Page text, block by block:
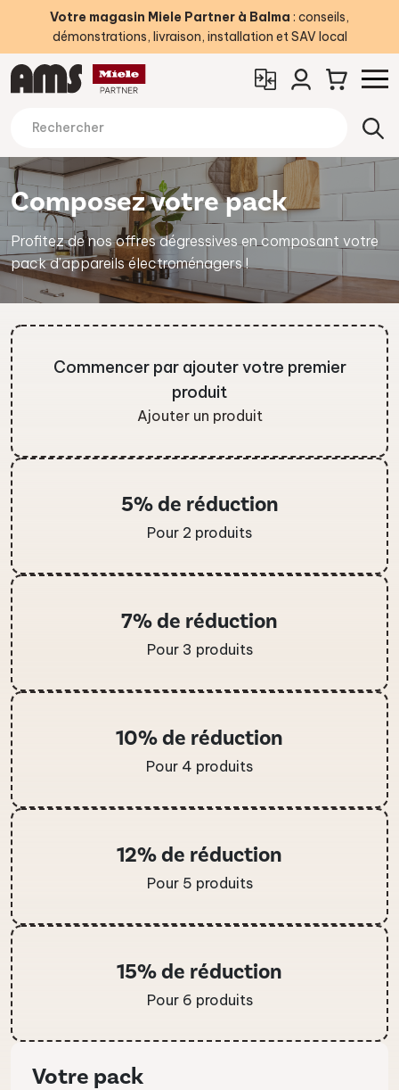
Votre magasin Miele Partner à Balma : conseils,
démonstrations, livraison, installation et SAV local
Composez votre pack
Profitez de nos offres dégressives en composant votre
pack d’appareils électroménagers !
Commencer par ajouter votre premier
produit
Ajouter un produit
5% de réduction
Pour 2 produits
7% de réduction
Pour 3 produits
10% de réduction
Pour 4 produits
12% de réduction
Pour 5 produits
15% de réduction
Pour 6 produits
Votre pack